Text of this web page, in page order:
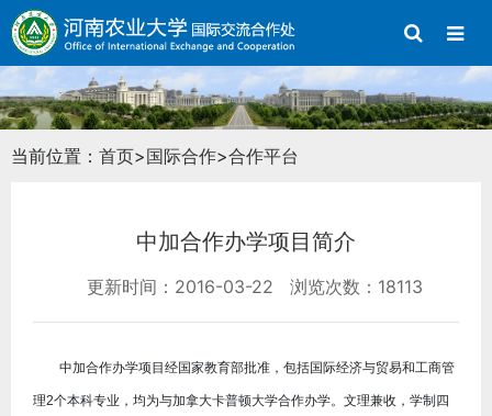
当前位置： 首页>国际合作>合作平台
中加合作办学项目简介
更新时间：2016-03-22 浏览次数：18113
中加合作办学项目经国家教育部批准，包括国际经济与贸易和工商管
理2个本科专业，均为与加拿大卡普顿大学合作办学。文理兼收，学制四